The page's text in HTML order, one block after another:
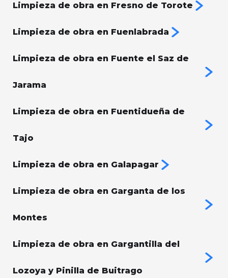
Limpieza de obra en Fresno de Torote
Limpieza de obra en Fuenlabrada
Limpieza de obra en Fuente el Saz de
Jarama
Limpieza de obra en Fuentidueña de
Tajo
Limpieza de obra en Galapagar
Limpieza de obra en Garganta de los
Montes
Limpieza de obra en Gargantilla del
Lozoya y Pinilla de Buitrago